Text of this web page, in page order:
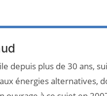
depuis plus de 30 ans,
énergies alternatives,